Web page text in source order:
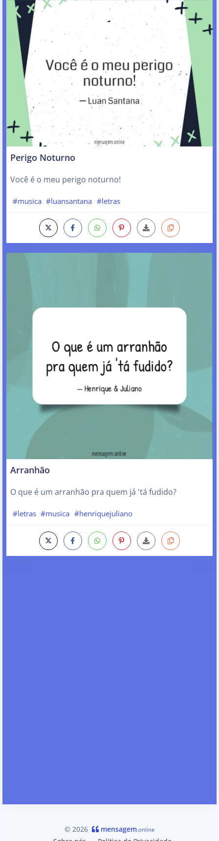
Perigo Noturno
Você é o meu perigo noturno!
#musica #luansantana #letras
Arranhão
O que é um arranhão pra quem já 'tá fudido?
#letras #musica #henriquejuliano
© 2026 mensagem.online